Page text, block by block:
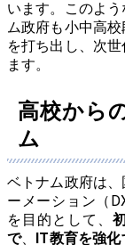
います。このよ
ム政府も小中高
を打ち出し、次
ます。
高校から
ム
ベトナム政府は
ーメーション（
を目的として、
で、 IT教育を強化